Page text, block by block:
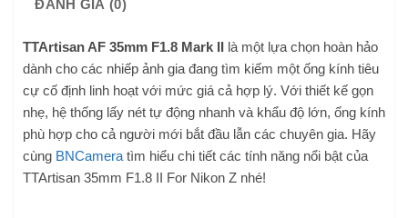
ĐÁNH GIÁ (0)
TTArtisan AF 35mm F1.8 Mark II là một lựa chọn hoàn hảo
dành cho các nhiếp ảnh gia đang tìm kiếm một ống kính tiêu
cự cố định linh hoạt với mức giá cả hợp lý. Với thiết kế gọn
nhẹ, hệ thống lấy nét tự động nhanh và khẩu độ lớn, ống kính
phù hợp cho cả người mới bắt đầu lẫn các chuyên gia. Hãy
cùng BNCamera tìm hiểu chi tiết các tính năng nổi bật của
TTArtisan 35mm F1.8 II For Nikon Z nhé!